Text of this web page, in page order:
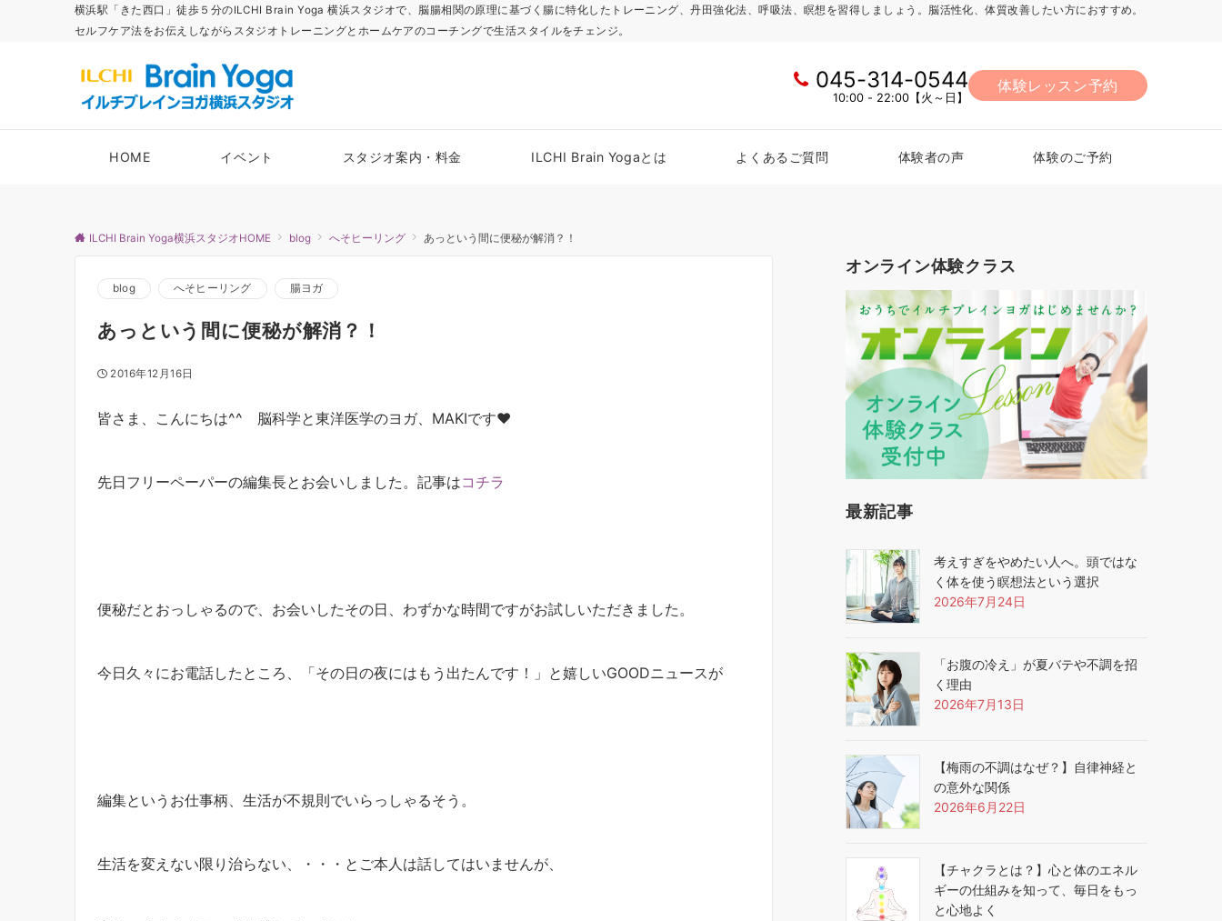
横浜駅「きた西口」徒歩５分のILCHI Brain Yoga 横浜スタジオで、脳腸相関の原理に基づく腸に特化したトレーニング、丹田強化法、呼吸法、瞑想を習得しましょう。脳活性化、体質改善したい方におすすめ。
セルフケア法をお伝えしながらスタジオトレーニングとホームケアのコーチングで生活スタイルをチェンジ。
045-314-0544
10:00 - 22:00【火～日】
体験レッスン予約
HOME イベント スタジオ案内・料金 ILCHI Brain Yogaとは よくあるご質問 体験者の声 体験のご予約
ILCHI Brain Yoga横浜スタジオHOME blog へそヒーリング あっという間に便秘が解消？！
blog へそヒーリング 腸ヨガ
あっという間に便秘が解消？！
2016年12月16日
皆さま、こんにちは^^ 脳科学と東洋医学のヨガ、MAKIです❤
先日フリーペーパーの編集長とお会いしました。記事はコチラ
便秘だとおっしゃるので、お会いしたその日、わずかな時間ですがお試しいただきました。
今日久々にお電話したところ、「その日の夜にはもう出たんです！」と嬉しいGOODニュースが
編集というお仕事柄、生活が不規則でいらっしゃるそう。
生活を変えない限り治らない、・・・とご本人は話してはいませんが、
オンライン体験クラス
最新記事
考えすぎをやめたい人へ。頭ではな
く体を使う瞑想法という選択
2026年7月24日
「お腹の冷え」が夏バテや不調を招
く理由
2026年7月13日
【梅雨の不調はなぜ？】自律神経と
の意外な関係
2026年6月22日
【チャクラとは？】心と体のエネル
ギーの仕組みを知って、毎日をもっ
と心地よく